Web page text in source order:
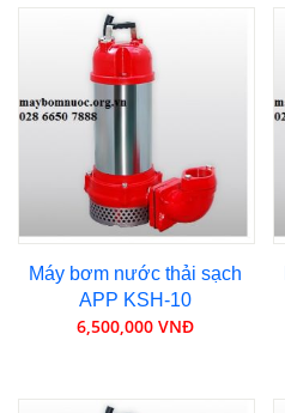
Máy bơm nước thải sạch
APP KSH-10
6,500,000 VNĐ